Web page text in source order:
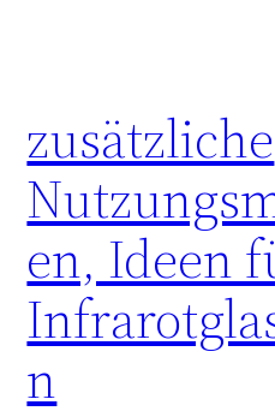
zusätzliche
en, Ideen
n